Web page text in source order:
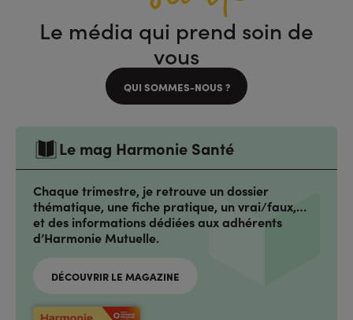
Le média qui prend soin de
vous
QUI SOMMES-NOUS ?
Le mag Harmonie Santé
Chaque trimestre, je retrouve un dossier
thématique, une fiche pratique, un vrai/faux,…
et des informations dédiées aux adhérents
d’Harmonie Mutuelle.
DÉCOUVRIR LE MAGAZINE